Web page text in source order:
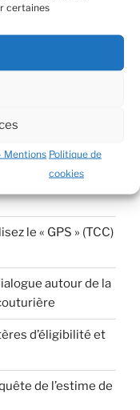
certaines
Mentions Politique de
cookies
avec nos
le « GPS » (TCC)
autour de la
d’éligibilité et
de l’estime de